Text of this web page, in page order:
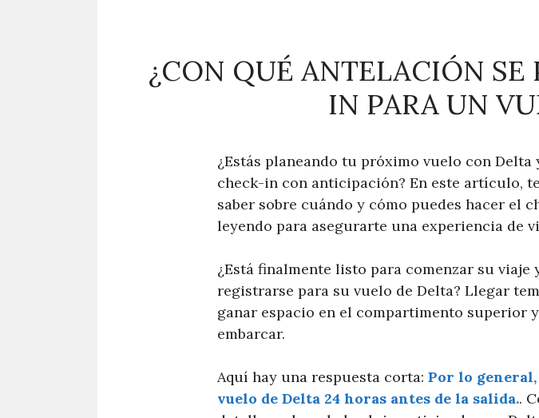
¿CON QUÉ ANTELACIÓN SE
IN PARA UN
¿Estás planeando tu próximo vuelo con
check-in con anticipación? En este artículo,
saber sobre cuándo y cómo puedes hacer el
leyendo para asegurarte una experiencia de
¿Está finalmente listo para comenzar su
registrarse para su vuelo de Delta? Llegar
ganar espacio en el compartimento superior
embarcar.
Aquí hay una respuesta corta: Por lo
vuelo de Delta 24 horas antes de la salida..